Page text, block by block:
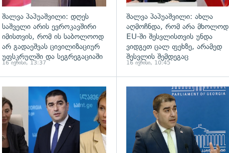
შალვა პაპუაშვილი: დღეს
საშველი არის ევროკავშირი
იმისთვის, რომ ის საბოლოოდ
არ გადაეშვას ცივილიზაციურ
უფსკრულში და სეგრეგაციაში
16 ივნისი, 13:37
შალვა პაპუაშვილი: ახლა
აღმოჩნდა, რომ არა მხოლოდ
EU-ში შესვლისთვის უნდა
ვიდგეთ ცალ ფეხზე, არამედ
შესვლის შემდეგაც
16 ივნისი, 10:45
გადახედვა